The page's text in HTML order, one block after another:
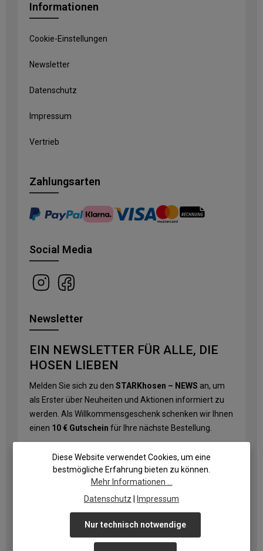
Informationen
Cookie-Einstellungen
Newsletter
Datenschutz
Impressum
Vertrieb
Zahlungsarten
Social Media
Newsletter
EIN NEWSLETTER FÜR ALLE, DIE
HOSEN LIEBEN
Melden Sie sich zu den STARKhosen – NEWS an, um
als Erster über Neuheiten und Aktionen informiert zu
werden. Als Willkommensgeschenk schenken wir Ihnen
einen 10 € Gutschein für Ihre nächste Bestellung.
E-Mail-Adresse
Datenschutzbestimmungenzur Kenntnis
genommen und die
Diese Website verwendet Cookies, um eine
bestmögliche Erfahrung bieten zu können.
Mehr Informationen ...
Datenschutz
Impressum
Nur technisch notwendige